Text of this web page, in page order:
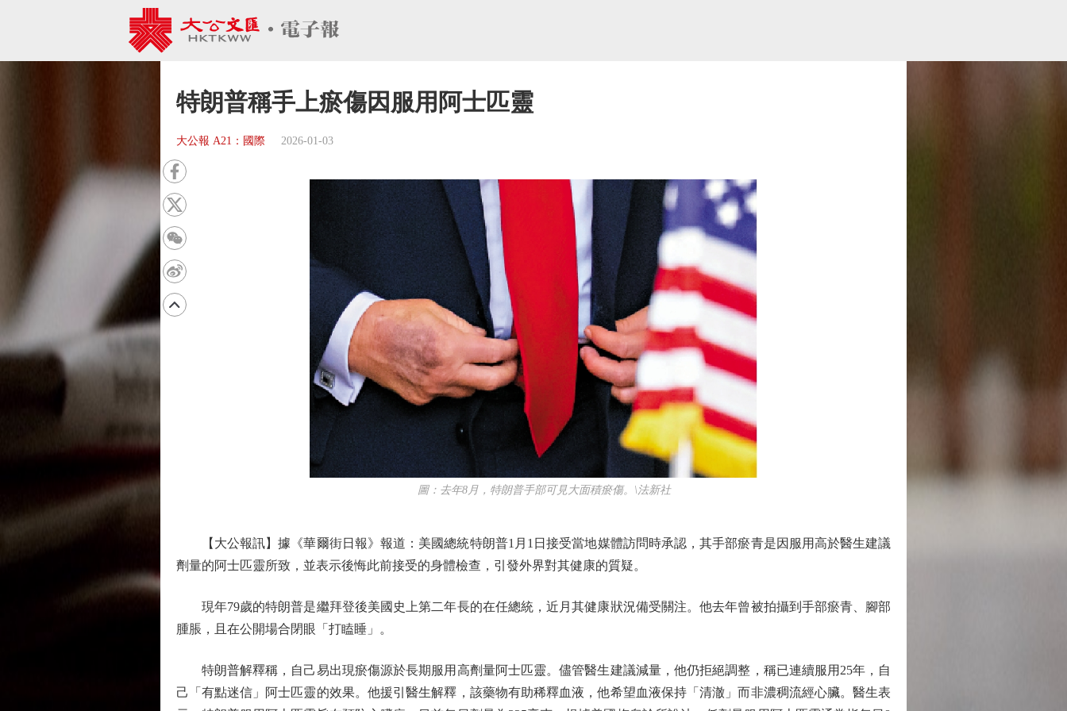
特朗普稱手上瘀傷因服用阿士匹靈
大公報 A21：國際 2026-01-03
圖：去年8月，特朗普手部可見大面積瘀傷。\法新社
【大公報訊】據《華爾街日報》報道：美國總統特朗普1月1日接受當地媒體訪問時承認，其手部瘀青是因服用高於醫生建議
劑量的阿士匹靈所致，並表示後悔此前接受的身體檢查，引發外界對其健康的質疑。
現年79歲的特朗普是繼拜登後美國史上第二年長的在任總統，近月其健康狀況備受關注。他去年曾被拍攝到手部瘀青、腳部
腫脹，且在公開場合閉眼「打瞌睡」。
特朗普解釋稱，自己易出現瘀傷源於長期服用高劑量阿士匹靈。儘管醫生建議減量，他仍拒絕調整，稱已連續服用25年，自
己「有點迷信」阿士匹靈的效果。他援引醫生解釋，該藥物有助稀釋血液，他希望血液保持「清澈」而非濃稠流經心臟。醫生表